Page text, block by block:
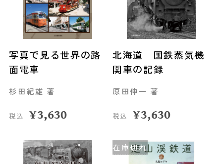
写真で見る世界の路
面電車
杉田紀雄 著
税込 ¥3,630
北海道 国鉄蒸気機
関車の記録
原田伸一 著
税込 ¥3,630
在庫切れ